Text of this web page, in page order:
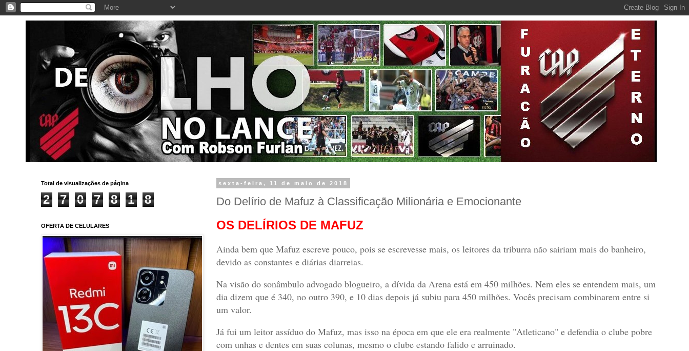
sexta-feira, 11 de maio de 2018
Do Delírio de Mafuz à Classificação Milionária e Emocionante
OS DELÍRIOS DE MAFUZ
Ainda bem que Mafuz escreve pouco, pois se escrevesse mais, os leitores da triburra não sairiam mais do banheiro,
devido as constantes e diárias diarreias.
Na visão do sonâmbulo advogado blogueiro, a dívida da Arena está em 450 milhões. Nem eles se entendem mais, um
dia dizem que é 340, no outro 390, e 10 dias depois já subiu para 450 milhões. Vocês precisam combinarem entre si
um valor.
Já fui um leitor assíduo do Mafuz, mas isso na época em que ele era realmente "Atleticano" e defendia o clube pobre
com unhas e dentes em suas colunas, mesmo o clube estando falido e arruinado.
Total de visualizações de página
2 7 0 7 8 1 8
OFERTA DE CELULARES